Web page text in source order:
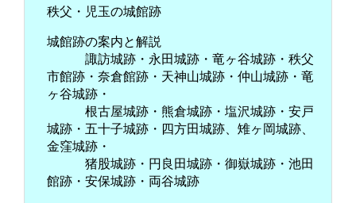
秩父・児玉の城館跡
城館跡の案内と解説
諏訪城跡・永田城跡・竜ヶ谷城跡・秩父
市館跡・奈倉館跡・天神山城跡・仲山城跡・竜
ヶ谷城跡・
根古屋城跡・熊倉城跡・塩沢城跡・安戸
城跡・五十子城跡・四方田城跡、雉ヶ岡城跡、
金窪城跡・
猪股城跡・円良田城跡・御嶽城跡・池田
館跡・安保城跡・両谷城跡